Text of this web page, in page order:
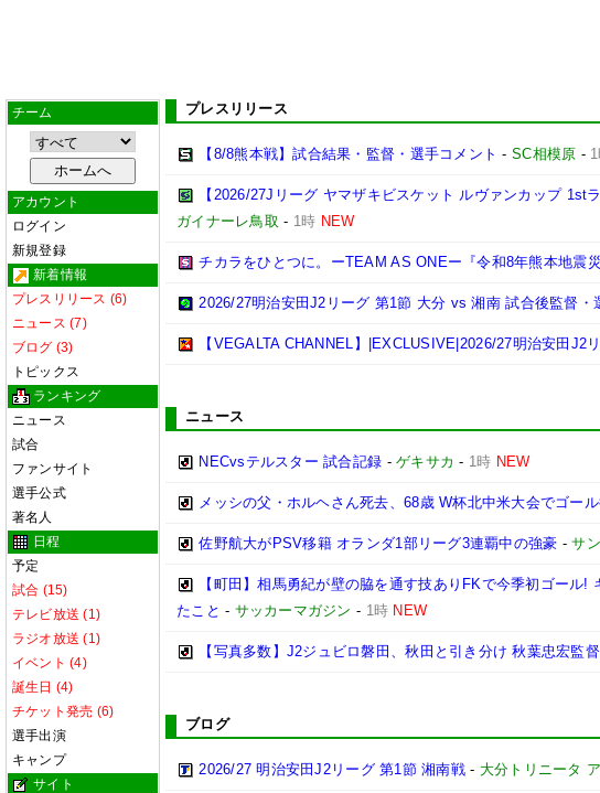
チーム
アカウント
ログイン
新規登録
新着情報
プレスリリース (6)
ニュース (7)
ブログ (3)
トピックス
ランキング
ニュース
試合
ファンサイト
選手公式
著名人
日程
予定
試合 (15)
テレビ放送 (1)
ラジオ放送 (1)
イベント (4)
誕生日 (4)
チケット発売 (6)
選手出演
キャンプ
サイト
プレスリリース
【8/8熊本戦】試合結果・監督・選手コメント - SC相模原 -
【2026/27Jリーグ ヤマザキビスケット ルヴァンカップ
ガイナーレ鳥取 - 1時 NEW
チカラをひとつに。ーTEAM AS ONEー『令和8年熊本地震
2026/27明治安田J2リーグ 第1節 大分 vs 湘南 試合後監督・
【VEGALTA CHANNEL】|EXCLUSIVE|2026/27明治安田J2
ニュース
NECvsテルスター 試合記録 -ゲキサカ - 1時 NEW
メッシの父・ホルヘさん死去、68歳 W杯北中米大会でゴー
佐野航大がPSV移籍 オランダ1部リーグ3連覇中の強豪 -サ
【町田】相馬勇紀が壁の脇を通す技ありFKで今季初ゴール
たこと - サッカーマガジン - 1時 NEW
【写真多数】J2ジュビロ磐田、秋田と引き分け 秋葉忠宏監
ブログ
2026/27 明治安田J2リーグ 第1節 湘南戦- 大分トリニータ